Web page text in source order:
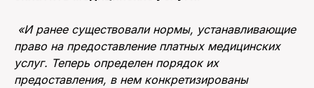
«И ранее существовали нормы, устанавливающие
право на предоставление платных медицинских
услуг. Теперь определен порядок их
предоставления, в нем конкретизированы